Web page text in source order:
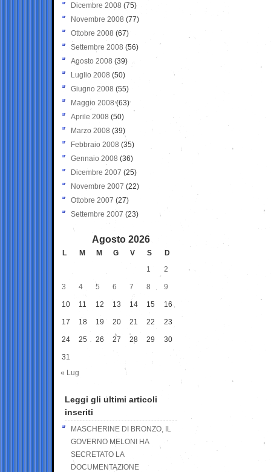
Dicembre 2008 (75)
Novembre 2008 (77)
Ottobre 2008 (67)
Settembre 2008 (56)
Agosto 2008 (39)
Luglio 2008 (50)
Giugno 2008 (55)
Maggio 2008(63)
Aprile 2008 (50)
Marzo 2008 (39)
Febbraio 2008 (35)
Gennaio 2008 (36)
Dicembre 2007 (25)
Novembre 2007 (22)
Ottobre 2007 (27)
Settembre 2007 (23)
Agosto 2026
L M M G V S
D
1
2
3 4 5 6 7 8 9
10 11 12 13 14 15 16
17 18 19 20 21 22 23
24 25 26 27 28 29 30
31
« Lug
Leggi gli ultimi articoli
inseriti
MASCHERINE DI BRONZO, IL
GOVERNO MELONI HA
SECRETATO LA
DOCUMENTAZIONE